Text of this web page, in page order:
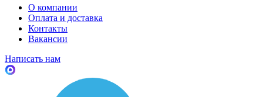
О компании
Оплата и доставка
Контакты
Вакансии
Написать нам